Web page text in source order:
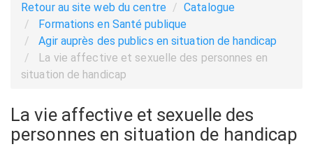
Retour au site web du centre
Catalogue
Formations en Santé publique
Agir auprès des publics en situation de handicap
La vie affective et sexuelle des personnes en
situation de handicap
La vie affective et sexuelle des
personnes en situation de handicap